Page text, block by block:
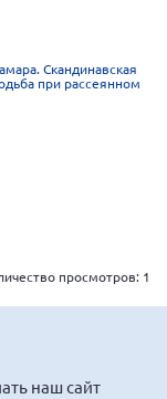
Скандинавская
при рассеянном
просмотров: 1
наш сайт